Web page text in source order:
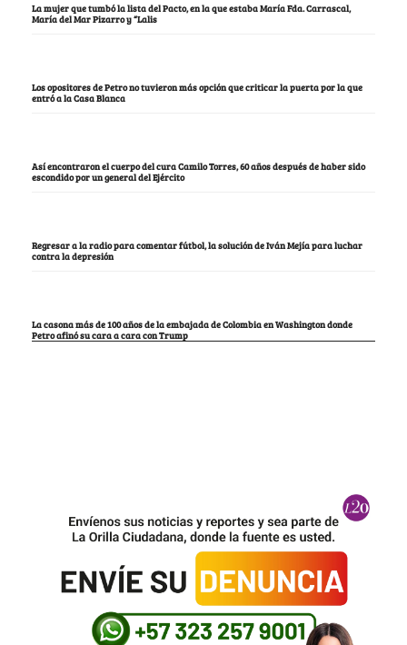
La mujer que tumbó la lista del Pacto, en la que estaba María Fda. Carrascal,
María del Mar Pizarro y “Lalis
Los opositores de Petro no tuvieron más opción que criticar la puerta por la que
entró a la Casa Blanca
Así encontraron el cuerpo del cura Camilo Torres, 60 años después de haber sido
escondido por un general del Ejército
Regresar a la radio para comentar fútbol, la solución de Iván Mejía para luchar
contra la depresión
La casona más de 100 años de la embajada de Colombia en Washington donde
Petro afinó su cara a cara con Trump